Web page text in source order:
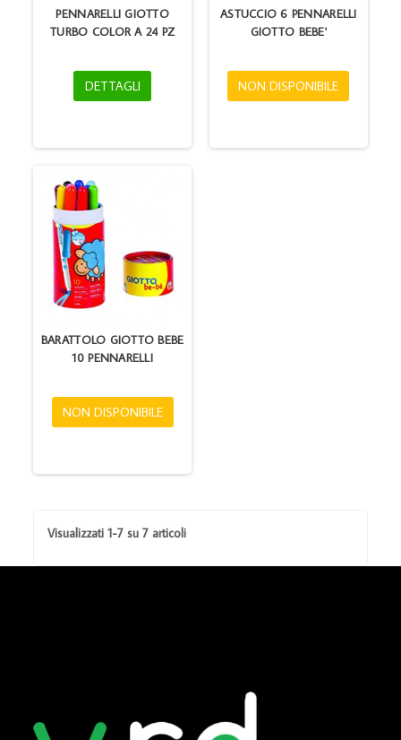
PENNARELLI GIOTTO
TURBO COLOR A 24 PZ
DETTAGLI
ASTUCCIO 6 PENNARELLI
GIOTTO BEBE'
NON DISPONIBILE
BARATTOLO GIOTTO BEBE
10 PENNARELLI
NON DISPONIBILE
Visualizzati 1-7 su 7 articoli